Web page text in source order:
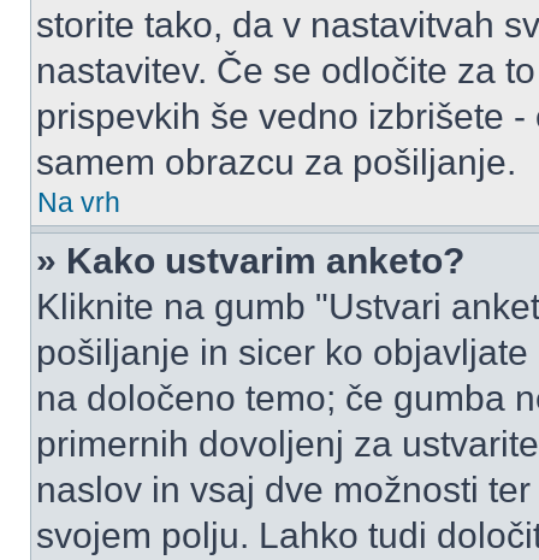
storite tako, da v nastavitvah
nastavitev. Če se odločite za
prispevkih še vedno izbrišete
samem obrazcu za pošiljanje.
Na vrh
» Kako ustvarim anketo?
Kliknite na gumb "Ustvari
pošiljanje in sicer ko
na določeno temo; če gumba
primernih dovoljenj za
naslov in vsaj dve možnosti
svojem polju. Lahko tudi